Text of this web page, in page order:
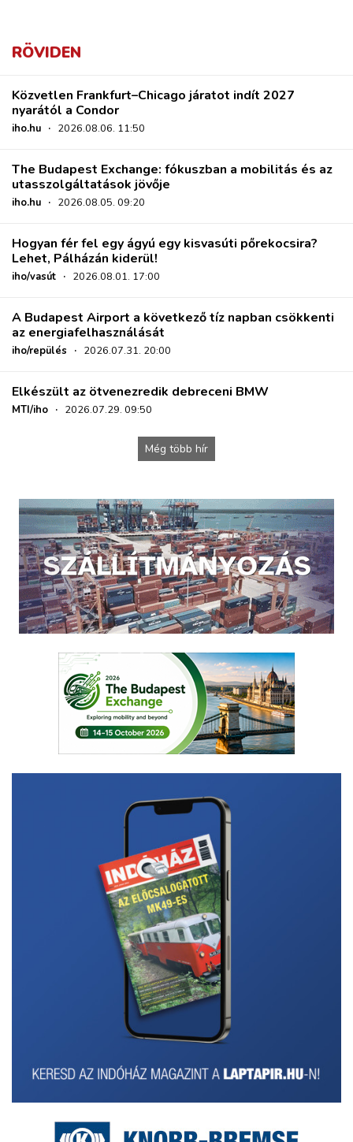
RÖVIDEN
Közvetlen Frankfurt–Chicago járatot indít 2027
nyarától a Condor
iho.hu · 2026.08.06. 11:50
The Budapest Exchange: fókuszban a mobilitás és az
utasszolgáltatások jövője
iho.hu · 2026.08.05. 09:20
Hogyan fér fel egy ágyú egy kisvasúti pőrekocsira?
Lehet, Pálházán kiderül!
iho/vasút · 2026.08.01. 17:00
A Budapest Airport a következő tíz napban csökkenti
az energiafelhasználását
iho/repülés · 2026.07.31. 20:00
Elkészült az ötvenezredik debreceni BMW
MTI/iho · 2026.07.29. 09:50
Még több hír